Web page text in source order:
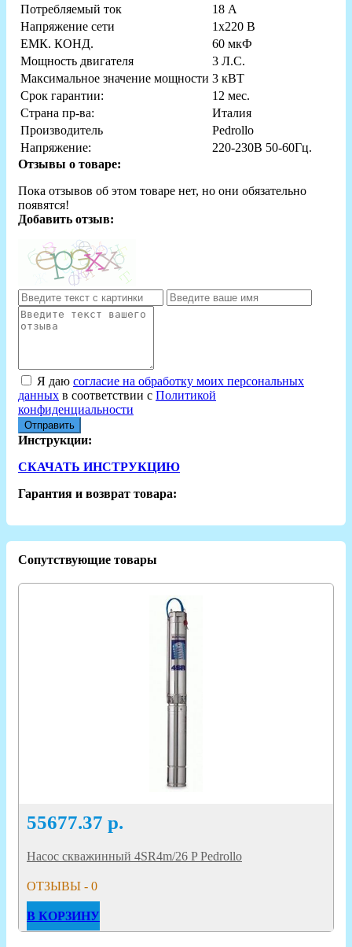
Потребляемый ток
18 А
Напряжение сети
1х220 В
ЕМК. КОНД.
60 мкФ
Мощность двигателя
3 Л.С.
Максимальное значение мощности 3 кВТ
Срок гарантии:
12 мес.
Страна пр-ва:
Италия
Производитель
Pedrollo
Напряжение:
220-230В 50-60Гц.
Отзывы о товаре:
Пока отзывов об этом товаре нет, но они обязательно
появятся!
Добавить отзыв:
Я даю согласие на обработку моих персональных
данных в соответствии с Политикой
конфиденциальности
Отправить
Инструкции:
СКАЧАТЬ ИНСТРУКЦИЮ
Гарантия и возврат товара:
Сопутствующие товары
55677.37 р.
Насос скважинный 4SR4m/26 P Pedrollo
ОТЗЫВЫ - 0
В КОРЗИНУ